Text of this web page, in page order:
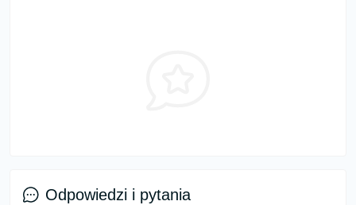
Odpowiedzi i pytania